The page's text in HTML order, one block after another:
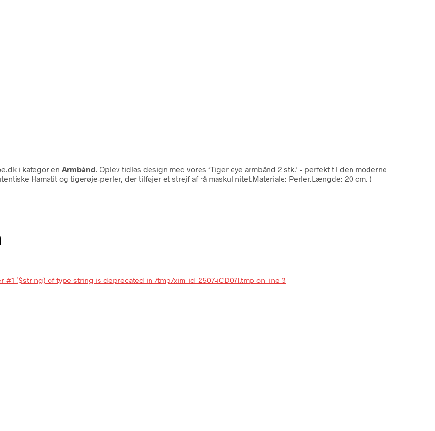
i kategorien Armbånd . Oplev tidløs design med vores ‘Tiger eye armbånd 2 stk.’ – perfekt til den moderne
Hamatit og tigerøje-perler, der tilføjer et strejf af rå maskulinitet.Materiale: Perler.Længde: 20 cm. (
($string) of type string is deprecated in /tmp/xim_id_2507-iCD07I.tmp on line 3